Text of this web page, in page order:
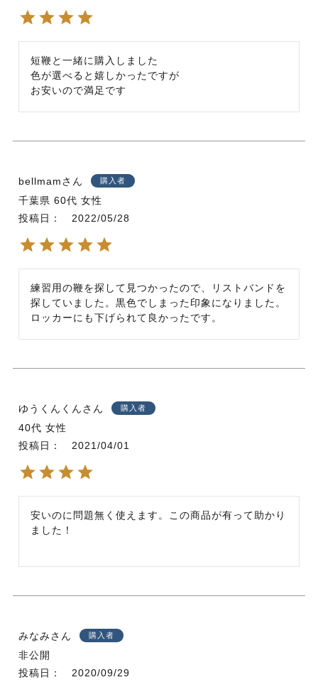
短鞭と一緒に購入しました
色が選べると嬉しかったですが
お安いので満足です
bellmam 購入者
千葉県 60代 女性
投稿日
2022/05/28
練習用の鞭を探して見つかったので、リストバンドを
探していました。黒色でしまった印象になりました。
ロッカーにも下げられて良かったです。
ゆうくんくん 購入者
40代 女性
投稿日
2021/04/01
安いのに問題無く使えます。この商品が有って助かり
ました！
みなみ 購入者
非公開
投稿日
2020/09/29